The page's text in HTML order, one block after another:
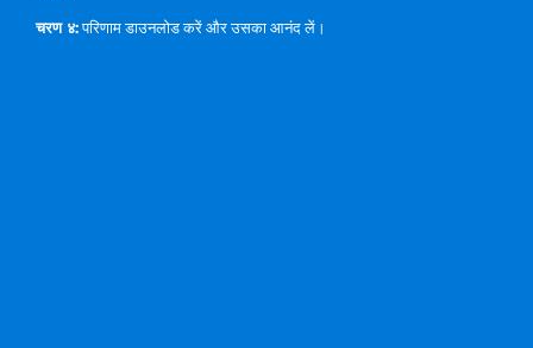
चरण ४:परिणाम डाउनलोड करें और उसका आनंद लें।